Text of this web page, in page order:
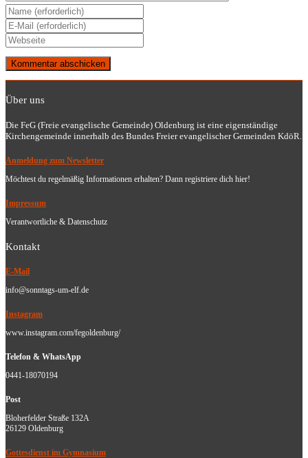
Gib
deinen
Namen
oder
Benutzernamen
zum
Kommentieren
ein
Gib
deine
E-
Mail-
Adresse
Kommentieren
Gib
deine
Website-
(optional)
Über uns
Die FeG (Freie evangelische Gemeinde) Oldenburg ist eine eigenständige
Kirchengemeinde innerhalb des Bundes Freier evangelischer Gemeinden KdöR.
Anmeldung zum Newsletter
Möchtest du regelmäßig Informationen erhalten? Dann registriere dich hier!
Impressum
Verantwortliche & Datenschutz
Kontakt
E-Mail
info@sonntags-um-elf.de
Instagram
www.instagram.com/fegoldenburg/
Telefon & WhatsApp
0441-18070194
Post
Bloherfelder Straße 132A
26129 Oldenburg
Gottesdienst im Gymnasium